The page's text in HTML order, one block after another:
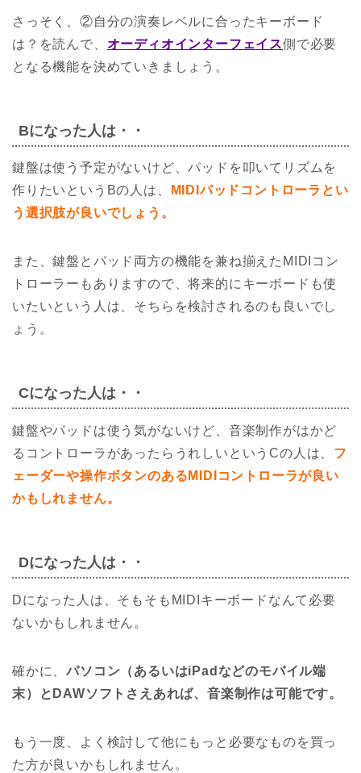
さっそく、②自分の演奏レベルに合ったキーボード
は？を読んで、 オーディオインターフェイス側で必要
となる機能を決めていきましょう。
Bになった人は・・
鍵盤は使う予定がないけど、パッドを叩いてリズムを
作りたいというBの人は、
MIDIパッドコントローラとい
う選択肢が良いでしょう。
また、鍵盤とパッド両方の機能を兼ね揃えたMIDIコン
トローラーもありますので、将来的にキーボードも使
いたいという人は、そちらを検討されるのも良いでし
ょう。
Cになった人は・・
鍵盤やパッドは使う気がないけど、音楽制作がはかど
るコントローラがあったらうれしいというCの人は、 フ
ェーダーや操作ボタンのあるMIDIコントローラが良い
かもしれません。
Dになった人は・・
Dになった人は、そもそもMIDIキーボードなんて必要
ないかもしれません。
確かに、パソコン（あるいはiPadなどのモバイル端
末）とDAWソフトさえあれば、音楽制作は可能です。
もう一度、よく検討して他にもっと必要なものを買っ
た方が良いかもしれません。